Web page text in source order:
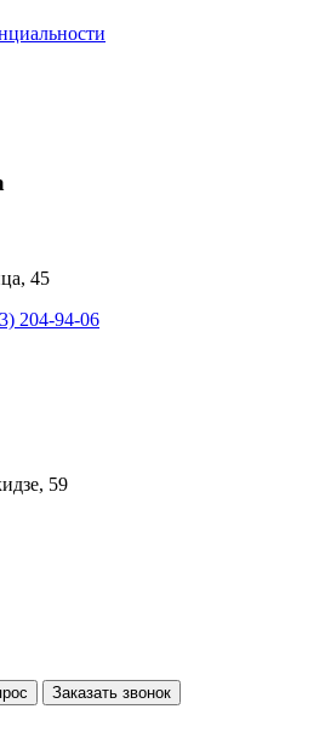
45
204-94-06
59
Заказать звонок